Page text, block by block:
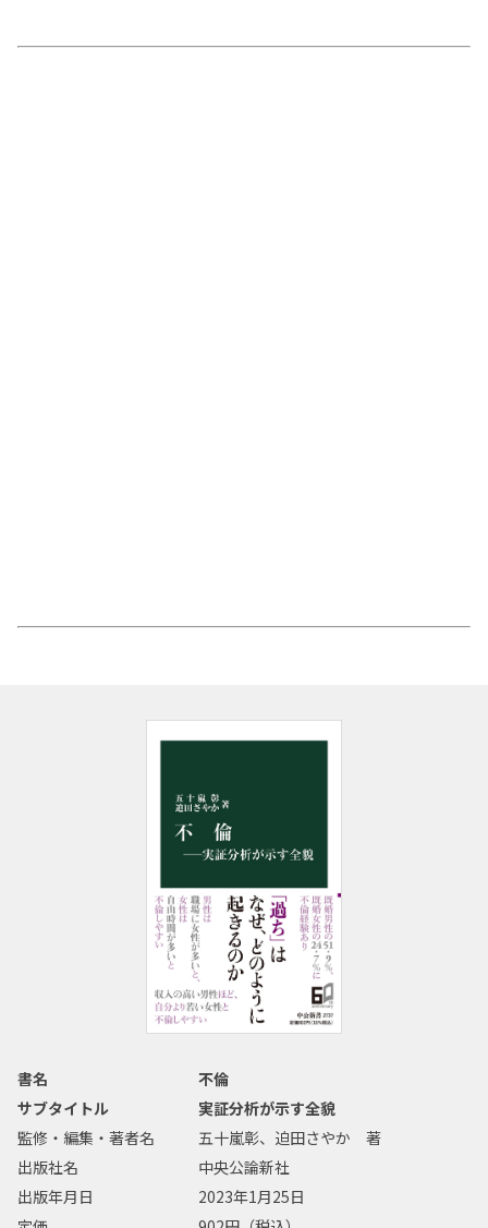
書名
不倫
サブタイトル
実証分析が示す全貌
監修・編集・著者名
五十嵐彰、迫田さやか 著
出版社名
中央公論新社
出版年月日
2023年1月25日